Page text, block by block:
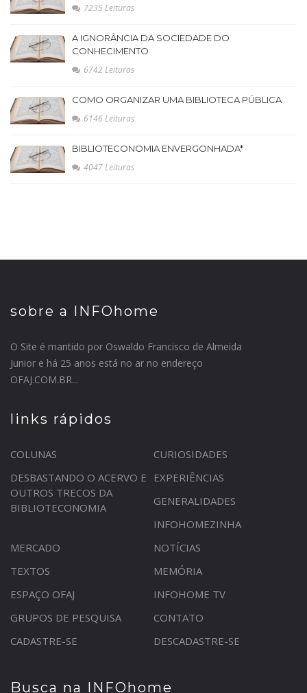
7235 Leituras
A IGNORÂNCIA DA SOCIEDADE DO
CONHECIMENTO
6742 Leituras
COMO ORGANIZAR UMA BIBLIOTECA PÚBLICA
6146 Leituras
BIBLIOTECONOMIA ENVERGONHADA*
4047 Leituras
sobre a INFOhome
O Site é mantido por Oswaldo Francisco de Almeida
Junior e há 25 anos está no ar no endereço
OFAJ.COM.BR...
links rápidos
COLUNAS
CURIOSIDADES
DESBASTANDO O ACERVO E
OUTROS TRECOS DA
BIBLIOTECONOMIA
EXPERIÊNCIAS
GENERALIDADES
INFOHOMEZINHA
MERCADO
NOTÍCIAS
TEXTOS
MEMÓRIA
ESPAÇO OFAJ
INFOHOME TV
GRUPOS DE PESQUISA
CONTATO
CADASTRE-SE
DESCADASTRE-SE
Busca na INFOhome